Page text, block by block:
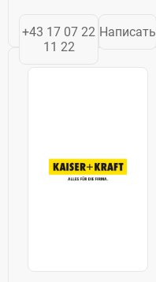
GROUP может
планировать,
разрабатывать,
производить,
технологических
линий...
+43 17 07 22
11 22
Написать